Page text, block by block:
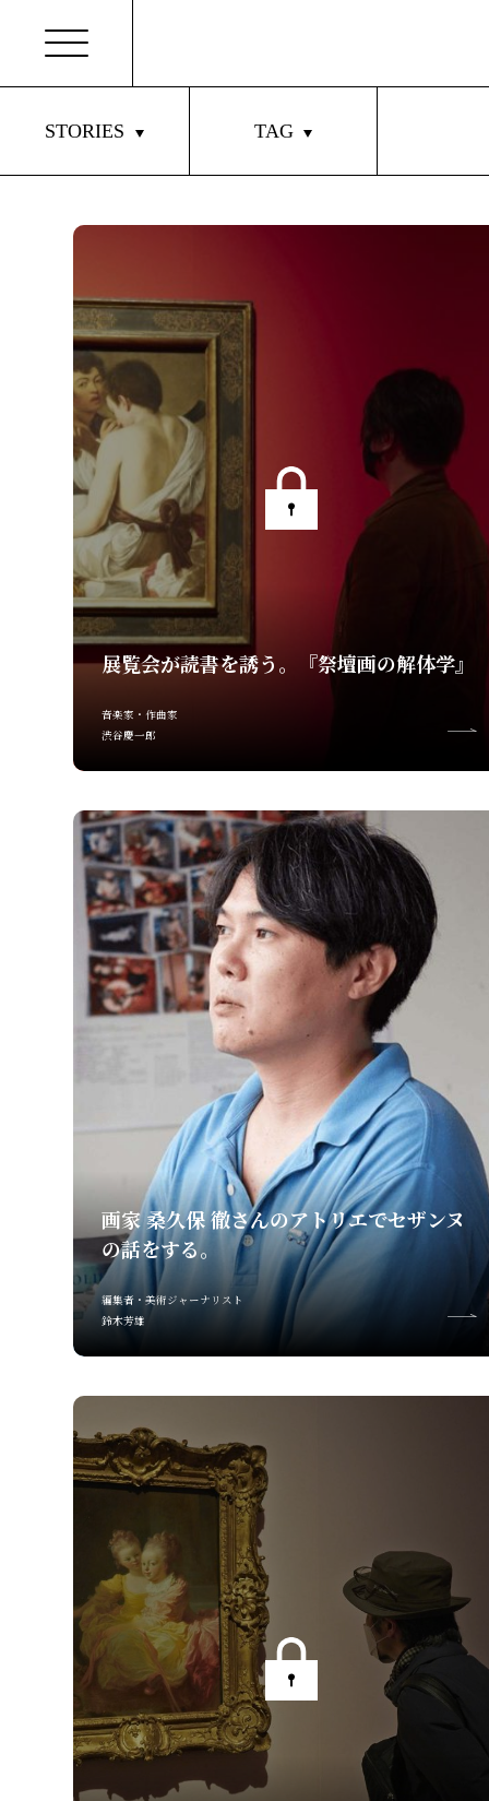
STORIES TAG
展覧会が読書を誘う。『祭壇画の解体学』
音楽家・作曲家
渋谷慶一郎
画家 桑久保 徹さんのアトリエでセザンヌ
の話をする。
編集者・美術ジャーナリスト
鈴木芳雄